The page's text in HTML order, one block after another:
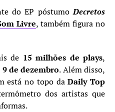
do EP póstumoDecretos
Livre, também figura no
de 15 milhões de plays,
9 de dezembro. Além disso,
está no topo daDaily Top
dos artistas que